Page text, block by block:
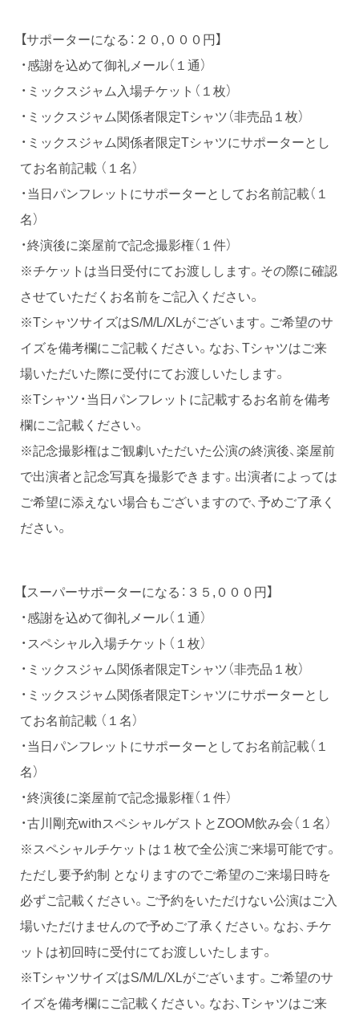
【サポーターになる：２０,０００円】
・感謝を込めて御礼メール（１通）
・ミックスジャム入場チケット（１枚）
・ミックスジャム関係者限定Tシャツ（非売品１枚）
・ミックスジャム関係者限定Tシャツにサポーターとし
てお名前記載 （１名）
・当日パンフレットにサポーターとしてお名前記載（１
名）
・終演後に楽屋前で記念撮影権（１件）
※チケットは当日受付にてお渡しします。その際に確認
させていただくお名前をご記入ください。
※TシャツサイズはS/M/L/XLがございます。ご希望のサ
イズを備考欄にご記載ください。なお、Tシャツはご来
場いただいた際に受付にてお渡しいたします。
※Tシャツ・当日パンフレットに記載するお名前を備考
欄にご記載ください。
※記念撮影権はご観劇いただいた公演の終演後、楽屋前
で出演者と記念写真を撮影できます。出演者によっては
ご希望に添えない場合もございますので、予めご了承く
ださい。
【スーパーサポーターになる：３５,０００円】
・感謝を込めて御礼メール（１通）
・スペシャル入場チケット（１枚）
・ミックスジャム関係者限定Tシャツ（非売品１枚）
・ミックスジャム関係者限定Tシャツにサポーターとし
てお名前記載 （１名）
・当日パンフレットにサポーターとしてお名前記載（１
名）
・終演後に楽屋前で記念撮影権（１件）
・古川剛充withスペシャルゲストとZOOM飲み会（１名）
※スペシャルチケットは１枚で全公演ご来場可能です。
ただし要予約制となりますのでご希望のご来場日時を
必ずご記載ください。ご予約をいただけない公演はご入
場いただけませんので予めご了承ください。なお、チケ
ットは初回時に受付にてお渡しいたします。
※TシャツサイズはS/M/L/XLがございます。ご希望のサ
イズを備考欄にご記載ください。なお、Tシャツはご来